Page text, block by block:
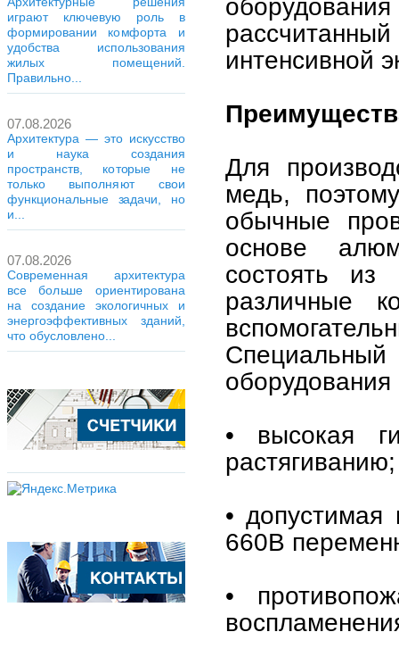
играют ключевую роль в
формировании комфорта и
удобства использования
жилых помещений.
Правильно...
07.08.2026
Архитектура — это искусство
и наука создания
пространств, которые не
только выполняют свои
функциональные задачи, но
и...
07.08.2026
Современная архитектура
все больше ориентирована
на создание экологичных и
энергоэффективных зданий,
что обусловлено...
интенсивной
Для
медь,
обычные
основе
состоять
различные
• высокая
растягиванию;
• допустимая
660В
•